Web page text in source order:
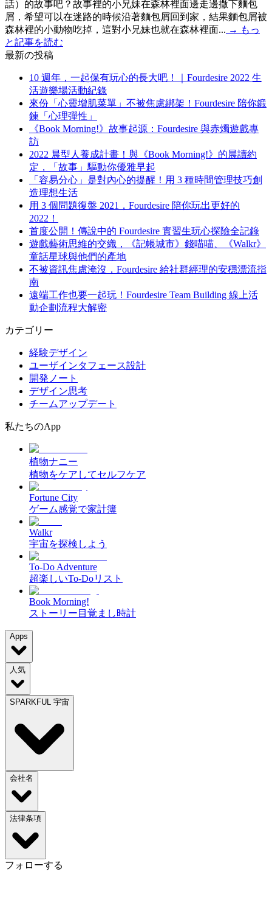
話）的故事吧？故事裡的小兄妹在森林裡面邊走邊撒下麵包
屑，希望可以在迷路的時候沿著麵包屑回到家，結果麵包屑被
森林裡的小動物吃掉，這對小兄妹也就在森林裡面... → もっ
と記事を読む
最新の投稿
10 週年，一起保有玩心的長大吧！｜Fourdesire 2022 生
活遊樂場活動紀錄
來份「心靈增肌菜單」不被焦慮綁架！Fourdesire 陪你鍛
鍊「心理彈性」
《Book Morning!》故事起源：Fourdesire 與赤燭遊戲專
訪
2022 晨型人養成計畫！與《Book Morning!》的晨讀約
定，「故事」驅動你優雅早起
「容易分心」是對內心的提醒！用 3 種時間管理技巧創
造理想生活
用 3 個問題復盤 2021，Fourdesire 陪你玩出更好的
2022！
首度公開！傳說中的 Fourdesire 實習生玩心探險全記錄
遊戲藝術思維的交織，《記帳城市》錢喵喵、《Walkr》
童話星球與他們的產地
不被資訊焦慮淹沒，Fourdesire 給社群經理的安穩漂流指
南
遠端工作也要一起玩！Fourdesire Team Building 線上活
動企劃流程大解密
カテゴリー
経験デザイン
ユーザインタフェース設計
開発ノート
デザイン思考
チームアップデート
私たちのApp
植物ナニー
植物をケアしてセルフケア
Fortune City
ゲーム感覚で家計簿
Walkr
宇宙を探検しよう
To-Do Adventure
超楽しいTo-Doリスト
Book Morning!
ストーリー目覚まし時計
Apps
人気
SPARKFUL 宇宙
会社名
法律条項
フォローする